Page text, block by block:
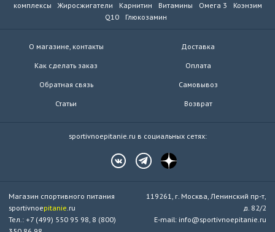
комплексы
Жиросжигатели Карнитин Витамины Омега 3
Коэнзим
Q10
Глюкозамин
О магазине, контакты
Как сделать заказ
Обратная связь
Статьи
Доставка
Оплата
Самовывоз
Возврат
sportivnoepitanie.ru в социальных сетях:
Магазин спортивного питания
sportivnoepitanie.ru
Тел.: +7 (499) 550 95 98, 8 (800)
119261, г. Москва, Ленинский пр-т,
д. 82/2
E-mail: info@sportivnoepitanie.ru